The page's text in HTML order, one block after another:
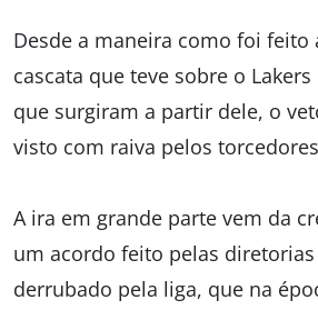
Desde a maneira como foi feito
cascata que teve sobre o
que surgiram a partir dele, o
visto com raiva pelos
A ira em grande parte vem da
um acordo feito pelas
derrubado pela liga, que na